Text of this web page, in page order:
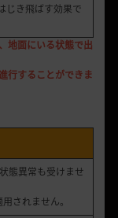
じき飛ばす効果で
地面にいる状態で出
行することができま
態異常も受けませ
されません。